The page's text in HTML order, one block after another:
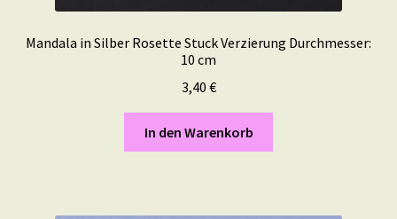
Mandala in Silber Rosette Stuck Verzierung Durchmesser:
10 cm
3,40 €
In den Warenkorb